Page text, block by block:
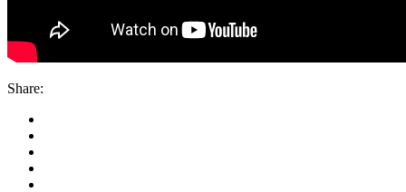
Share: